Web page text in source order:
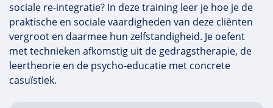
sociale re-integratie? In deze training leer je hoe je de
praktische en sociale vaardigheden van deze cliënten
vergroot en daarmee hun zelfstandigheid. Je oefent
met technieken afkomstig uit de gedragstherapie, de
leertheorie en de psycho-educatie met concrete
casuïstiek.